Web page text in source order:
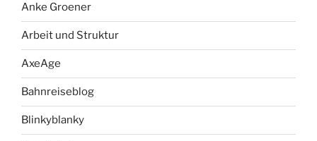
Anke Groener
Arbeit und Struktur
AxeAge
Bahnreiseblog
Blinkyblanky